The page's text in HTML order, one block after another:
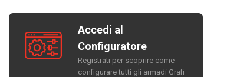
Accedi al
Configuratore
Registrati per scoprire come
configurare tutti gli armadi Grafi